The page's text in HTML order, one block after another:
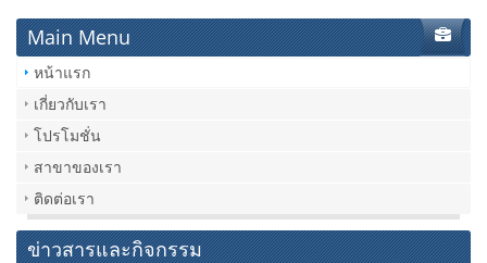
Main Menu
หน้าแรก
เกี่ยวกับเรา
โปรโมชั่น
สาขาของเรา
ติดต่อเรา
ข่าวสารและกิจกรรม